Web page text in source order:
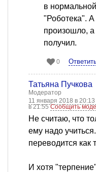
в
"Роботека". А
произошло, а
получил.
0
Татьяна Пучкова
Модератор
11 января 2018 в 20:13
в 21:55Сообщить
Не считаю, что
ему надо
переводится как
И хотя